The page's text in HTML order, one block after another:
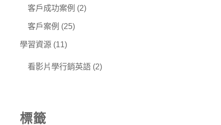
客戶成功案例 (2)
客戶案例 (25)
學習資源 (11)
看影片學行銷英語 (2)
標籤